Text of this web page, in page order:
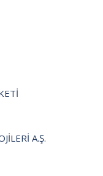
A.Ş.